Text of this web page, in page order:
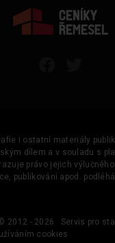
i ostatní materiály
dílem a v souladu s
právo jejich
publikování apod.
2012 - 2026
Servis pro
cookies